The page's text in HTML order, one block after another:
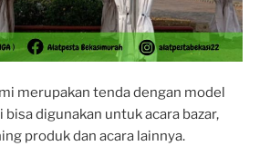
merupakan tenda dengan model
bisa digunakan untuk acara bazar,
produk dan acara lainnya.